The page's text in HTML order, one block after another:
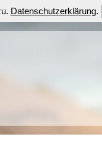
Datenschutzerklärung.